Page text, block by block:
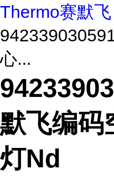
Thermo赛默
心...
默飞编码
灯Nd